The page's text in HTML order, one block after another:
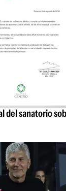
del sanatorio